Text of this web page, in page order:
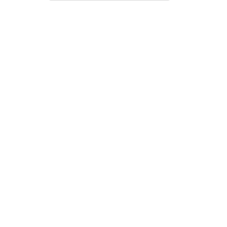
Guida di Salesforce: